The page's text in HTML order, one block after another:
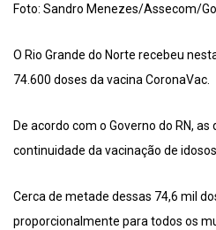
Foto: Sandro Menezes/Assecom/
O Rio Grande do Norte recebeu
74.600 doses da vacina CoronaVac.
De acordo com o Governo do RN,
continuidade da vacinação de
Cerca de metade dessas 74,6 mil
proporcionalmente para todos os